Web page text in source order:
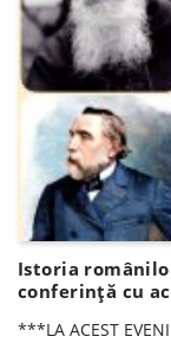
Istoria
conferinţă cu
***LA ACEST